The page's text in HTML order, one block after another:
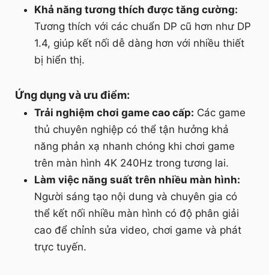
Khả năng tương thích được tăng cường:
Tương thích với các chuẩn DP cũ hơn như DP
1.4, giúp kết nối dễ dàng hơn với nhiều thiết
bị hiển thị.
Ứng dụng và ưu điểm:
Trải nghiệm chơi game cao cấp: Các game
thủ chuyên nghiệp có thể tận hưởng khả
năng phản xạ nhanh chóng khi chơi game
trên màn hình 4K 240Hz trong tương lai.
Làm việc năng suất trên nhiều màn hình:
Người sáng tạo nội dung và chuyên gia có
thể kết nối nhiều màn hình có độ phân giải
cao để chỉnh sửa video, chơi game và phát
trực tuyến.